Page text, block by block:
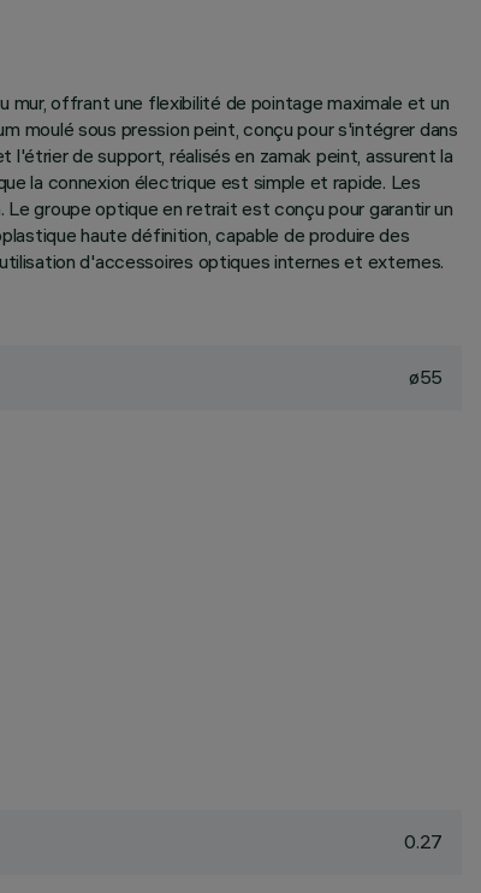
offrant une flexibilité de pointage maximale et un
moulé sous pression peint, conçu pour s'intégrer dans
de support, réalisés en zamak peint, assurent la
la connexion électrique est simple et rapide. Les
groupe optique en retrait est conçu pour garantir un
haute définition, capable de produire des
d'accessoires optiques internes et externes.
ø55
0.27